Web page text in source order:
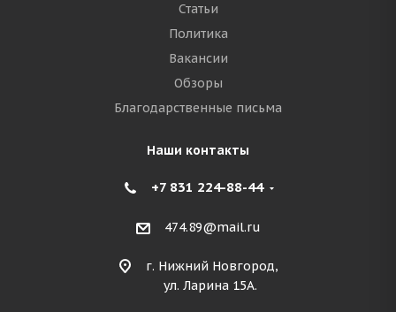
Статьи
Политика
Вакансии
Обзоры
Благодарственные письма
Наши контакты
+7 831 224-88-44
474.89@mail.ru
г. Нижний Новгород,
ул. Ларина 15А.